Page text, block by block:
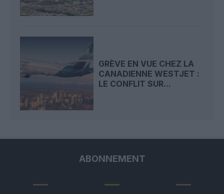
GRÈVE EN VUE CHEZ LA
CANADIENNE WESTJET :
LE CONFLIT SUR...
ABONNEMENT